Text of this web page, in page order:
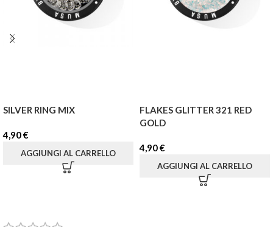
SILVER RING MIX
4,90€
AGGIUNGI AL CARRELLO
FLAKES GLITTER 321 RED
GOLD
4,90€
AGGIUNGI AL CARRELLO